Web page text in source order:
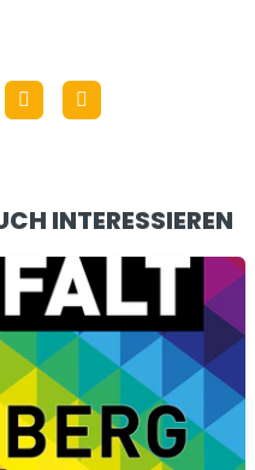
INTERESSIEREN